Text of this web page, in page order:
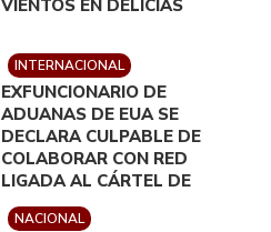
VIENTOS EN DELICIAS
INTERNACIONAL
EXFUNCIONARIO DE
ADUANAS DE EUA SE
DECLARA CULPABLE DE
COLABORAR CON RED
LIGADA AL CÁRTEL DE
SINALOA
NACIONAL